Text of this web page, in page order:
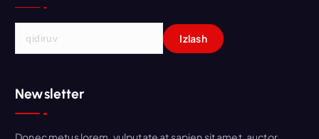
r
s
Newsletter